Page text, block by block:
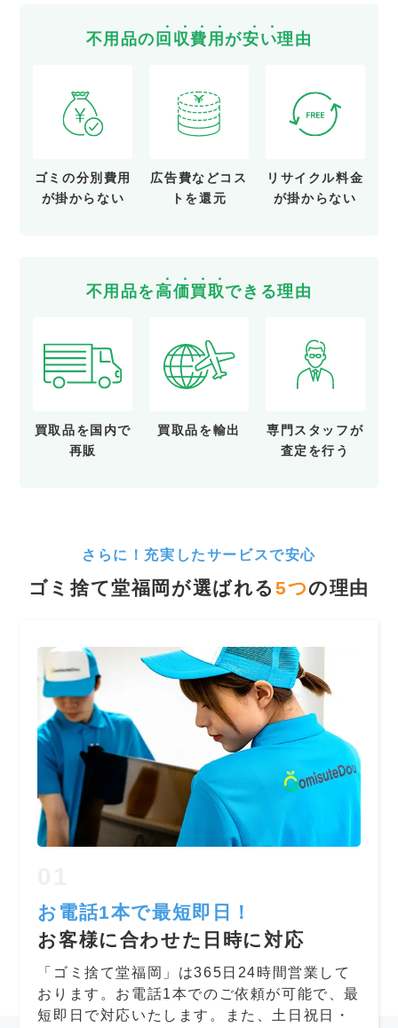
不用品の 回 収費 用 が安い理由
ゴミの分別費用
が掛からない
広告費などコス
トを還元
リサイクル料金
が掛からない
不用品を高価買取できる理由
買取品を国内で
再販
買取品を輸出
専門スタッフが
査定を行う
さらに！充実したサービスで安心
ゴミ捨て堂福岡が選ばれる5つの理由
お電話1本で最短即日！
お客様に合わせた日時に対応
「ゴミ捨て堂福岡」は365日24時間営業して
おります。お電話1本でのご依頼が可能で、最
短即日で対応いたします。また、土日祝日・